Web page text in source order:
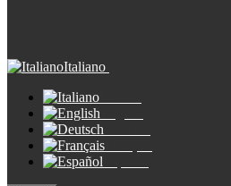
Italiano